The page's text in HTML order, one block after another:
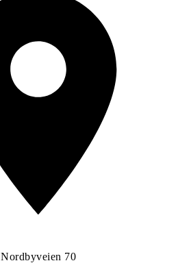
Nordbyveien 70